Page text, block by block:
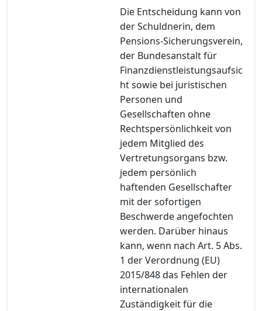
Die Entscheidung kann von
der Schuldnerin, dem
Pensions-Sicherungsverein,
der Bundesanstalt für
Finanzdienstleistungsaufsic
ht sowie bei juristischen
Personen und
Gesellschaften ohne
Rechtspersönlichkeit von
jedem Mitglied des
Vertretungsorgans bzw.
jedem persönlich
haftenden Gesellschafter
mit der sofortigen
Beschwerde angefochten
werden. Darüber hinaus
kann, wenn nach Art. 5 Abs.
1 der Verordnung (EU)
2015/848 das Fehlen der
internationalen
Zuständigkeit für die